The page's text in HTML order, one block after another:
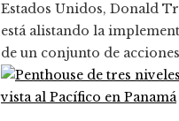
Estados Unidos, Donald
está alistando la
de un conjunto de